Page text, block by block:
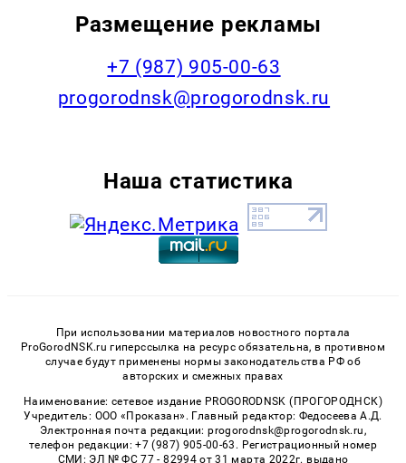
Размещение рекламы
+7 (987) 905-00-63
progorodnsk@progorodnsk.ru
Наша статистика
При использовании материалов новостного портала
ProGorodNSK.ru гиперссылка на ресурс обязательна, в противном
случае будут применены нормы законодательства РФ об
авторских и смежных правах
Наименование: сетевое издание PROGORODNSK (ПРОГОРОДНСК)
Учредитель: ООО «Проказан». Главный редактор: Федосеева А.Д.
Электронная почта редакции: progorodnsk@progorodnsk.ru,
телефон редакции: +7 (987) 905-00-63. Регистрационный номер
СМИ: ЭЛ № ФС 77 - 82994 от 31 марта 2022г. выдано